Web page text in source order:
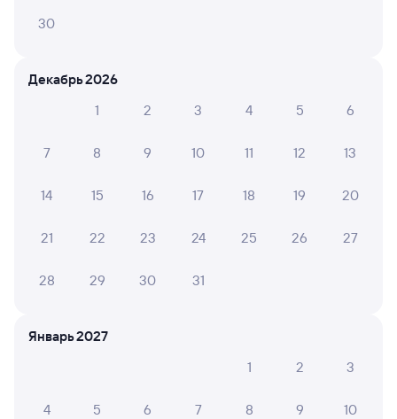
Даже если сейчас нет мест
Искать билеты
Путешественникам нравятся эти варианты
Отель Отель
Отзывы пассажиров Туту о поездах
30
Декабрь 2026
1
2 3 4 5 6
7 8 9 10 11 12 13
14 15 16 17 18 19 20
21 22 23 24 25 26 27
28 29 30 31
Январь 2027
1
2 3
4 5 6 7 8 9 10